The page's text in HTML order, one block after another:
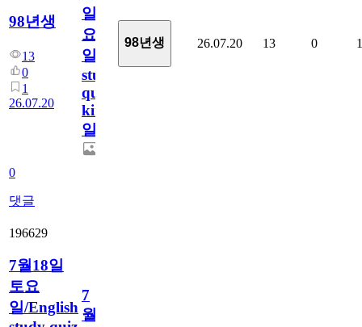
98년생
13
0
1
26.07.20
0
댓글
일
요
일/English
study
quiz
king761
일
98년생 26.07.20 13 0 1
196629
7월18일
토요
일/English
7
월